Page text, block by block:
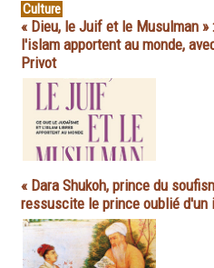
Culture
« Dieu, le Juif et le Musulman
l'islam apportent au monde,
Privot
« Dara Shukoh, prince du
ressuscite le prince oublié d'un